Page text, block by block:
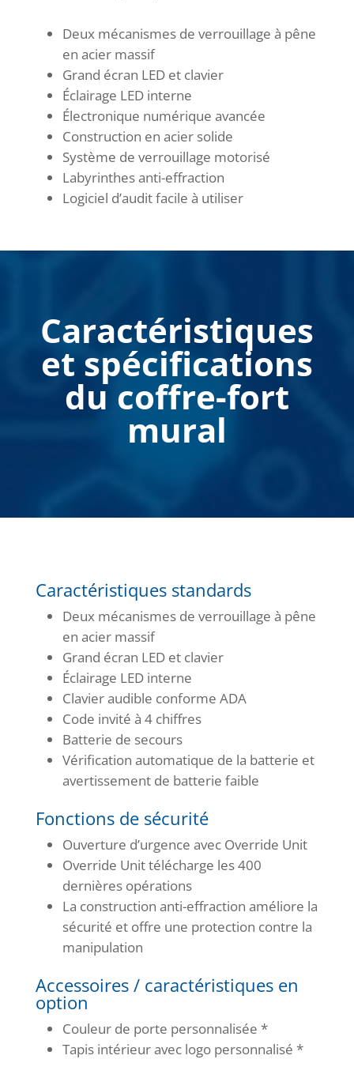
Deux mécanismes de verrouillage à pêne
en acier massif
Grand écran LED et clavier
Éclairage LED interne
Électronique numérique avancée
Construction en acier solide
Système de verrouillage motorisé
Labyrinthes anti-effraction
Logiciel d’audit facile à utiliser
Caractéristiques
et spécifications
du coffre-fort
mural
Caractéristiques standards
Deux mécanismes de verrouillage à pêne
en acier massif
Grand écran LED et clavier
Éclairage LED interne
Clavier audible conforme ADA
Code invité à 4 chiffres
Batterie de secours
Vérification automatique de la batterie et
avertissement de batterie faible
Fonctions de sécurité
Ouverture d’urgence avec Override Unit
Override Unit télécharge les 400
dernières opérations
La construction anti-effraction améliore la
sécurité et offre une protection contre la
manipulation
Accessoires / caractéristiques en
option
Couleur de porte personnalisée *
Tapis intérieur avec logo personnalisé *